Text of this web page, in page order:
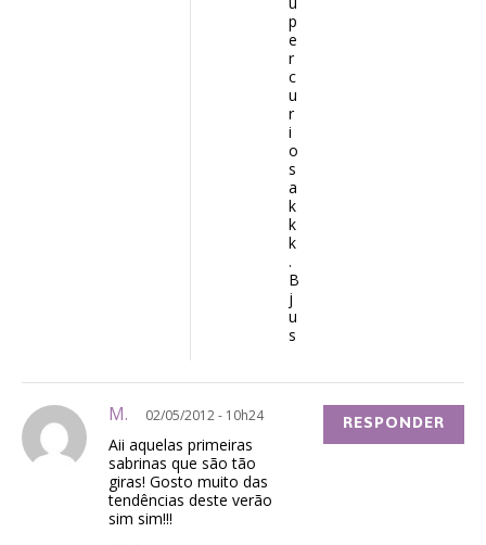
p
e
r
c
u
r
i
o
s
a
k
k
k
.
B
j
u
s
M. 02/05/2012 - 10h24
Aii aquelas primeiras
sabrinas que são tão
giras! Gosto muito das
tendências deste verão
sim sim!!!
RESPONDER